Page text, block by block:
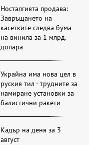
Носталгията продава:
Завръщането на
касетките следва бума
на винила за 1 млрд.
долара
Украйна има нова цел в
руския тил - трудните за
намиране установки за
балистични ракети
Кадър на деня за 3
август